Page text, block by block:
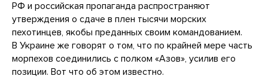
РФ и российская пропаганда распространяют
утверждения о сдаче в плен тысячи морских
пехотинцев, якобы преданных своим командованием.
В Украине же говорят о том, что по крайней мере часть
морпехов соединились с полком «Азов», усилив его
позиции. Вот что об этом известно.